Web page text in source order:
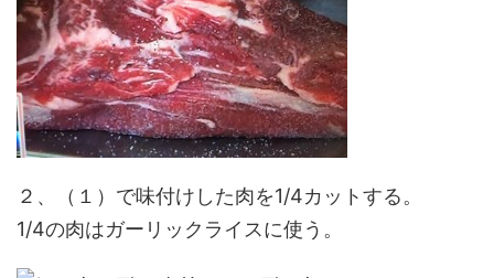
２、（１）で味付けした肉を1/4カットする。
1/4の肉はガーリックライスに使う。